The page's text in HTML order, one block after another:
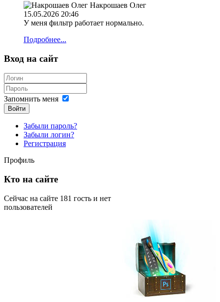
Накрошаев Олег
15.05.2026 20:46
У меня фильтр работает нормально.
Подробнее...
Вход на сайт
Запомнить меня
Войти
Забыли пароль?
Забыли логин?
Регистрация
Профиль
Кто на сайте
Сейчас на сайте 181 гость и нет
пользователей